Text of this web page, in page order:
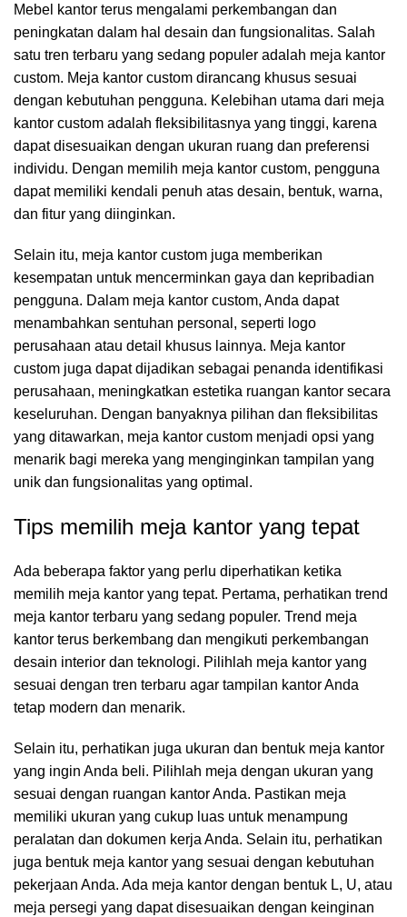
Mebel kantor terus mengalami perkembangan dan
peningkatan dalam hal desain dan fungsionalitas. Salah
satu tren terbaru yang sedang populer adalah meja kantor
custom. Meja kantor custom dirancang khusus sesuai
dengan kebutuhan pengguna. Kelebihan utama dari meja
kantor custom adalah fleksibilitasnya yang tinggi, karena
dapat disesuaikan dengan ukuran ruang dan preferensi
individu. Dengan memilih meja kantor custom, pengguna
dapat memiliki kendali penuh atas desain, bentuk, warna,
dan fitur yang diinginkan.
Selain itu, meja kantor custom juga memberikan
kesempatan untuk mencerminkan gaya dan kepribadian
pengguna. Dalam meja kantor custom, Anda dapat
menambahkan sentuhan personal, seperti logo
perusahaan atau detail khusus lainnya. Meja kantor
custom juga dapat dijadikan sebagai penanda identifikasi
perusahaan, meningkatkan estetika ruangan kantor secara
keseluruhan. Dengan banyaknya pilihan dan fleksibilitas
yang ditawarkan, meja kantor custom menjadi opsi yang
menarik bagi mereka yang menginginkan tampilan yang
unik dan fungsionalitas yang optimal.
Tips memilih meja kantor yang tepat
Ada beberapa faktor yang perlu diperhatikan ketika
memilih meja kantor yang tepat. Pertama, perhatikan trend
meja kantor terbaru yang sedang populer. Trend meja
kantor terus berkembang dan mengikuti perkembangan
desain interior dan teknologi. Pilihlah meja kantor yang
sesuai dengan tren terbaru agar tampilan kantor Anda
tetap modern dan menarik.
Selain itu, perhatikan juga ukuran dan bentuk meja kantor
yang ingin Anda beli. Pilihlah meja dengan ukuran yang
sesuai dengan ruangan kantor Anda. Pastikan meja
memiliki ukuran yang cukup luas untuk menampung
peralatan dan dokumen kerja Anda. Selain itu, perhatikan
juga bentuk meja kantor yang sesuai dengan kebutuhan
pekerjaan Anda. Ada meja kantor dengan bentuk L, U, atau
meja persegi yang dapat disesuaikan dengan keinginan